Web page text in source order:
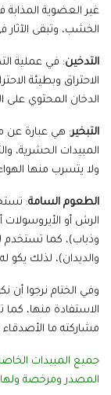
غير العضوية
الخشب، وتبقى
التدخين: في عملية
الاحتراق وبطيئة
الدخان المحتوي على
التبخير: هي عبارة عن
المبيدات الحشرية،
ولا يتسرب منها
الطعوم السامة:
الرش أو الأيروسولات
وذباب)، كما تستخدم
والديدان)، لذلك يكو
وفي الختام نرجوا أن
الاستفادة منها، كما
مشاركته ما الأصدقاء
جميع المبيدات
المصدر ومرخصة